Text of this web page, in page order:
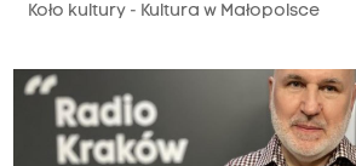
Koło kultury - Kultura w Małopolsce